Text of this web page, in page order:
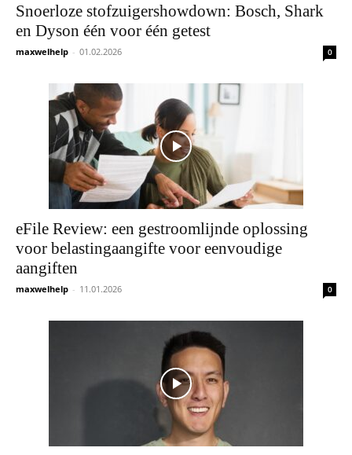
Snoerloze stofzuigershowdown: Bosch, Shark
en Dyson één voor één getest
maxwelhelp - 01.02.2026 0
eFile Review: een gestroomlijnde oplossing
voor belastingaangifte voor eenvoudige
aangiften
maxwelhelp - 11.01.2026 0